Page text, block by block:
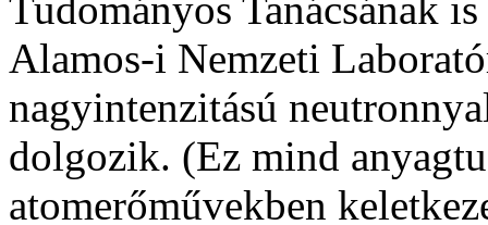
Alamos-i Nemzeti
nagyintenzitású
dolgozik. (Ez mind
atomerőművekben